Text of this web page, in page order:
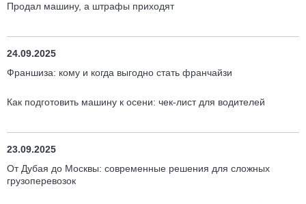
Продал машину, а штрафы приходят
24.09.2025
Франшиза: кому и когда выгодно стать франчайзи
Как подготовить машину к осени: чек-лист для водителей
23.09.2025
От Дубая до Москвы: современные решения для сложных
грузоперевозок